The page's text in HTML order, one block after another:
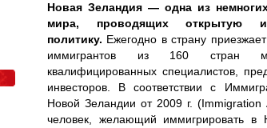
Новая Зеландия — одна из
мира, проводящих открытую
политику. Ежегодно в страну
иммигрантов из 160 стран
квалифицированных специалистов,
инвесторов. В соответствии с
Новой Зеландии от 2009 г.
человек, желающий иммигрировать в